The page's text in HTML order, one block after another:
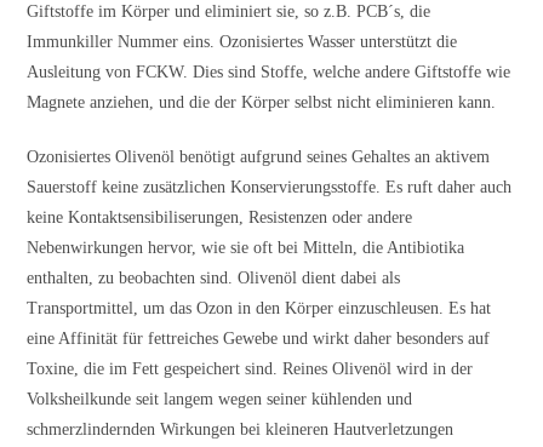
Giftstoffe im Körper und eliminiert sie, so z.B. PCB´s, die
Immunkiller Nummer eins. Ozonisiertes Wasser unterstützt die
Ausleitung von FCKW. Dies sind Stoffe, welche andere Giftstoffe wie
Magnete anziehen, und die der Körper selbst nicht eliminieren kann.
Ozonisiertes Olivenöl benötigt aufgrund seines Gehaltes an aktivem
Sauerstoff keine zusätzlichen Konservierungsstoffe. Es ruft daher auch
keine Kontaktsensibiliserungen, Resistenzen oder andere
Nebenwirkungen hervor, wie sie oft bei Mitteln, die Antibiotika
enthalten, zu beobachten sind. Olivenöl dient dabei als
Transportmittel, um das Ozon in den Körper einzuschleusen. Es hat
eine Affinität für fettreiches Gewebe und wirkt daher besonders auf
Toxine, die im Fett gespeichert sind. Reines Olivenöl wird in der
Volksheilkunde seit langem wegen seiner kühlenden und
schmerzlindernden Wirkungen bei kleineren Hautverletzungen